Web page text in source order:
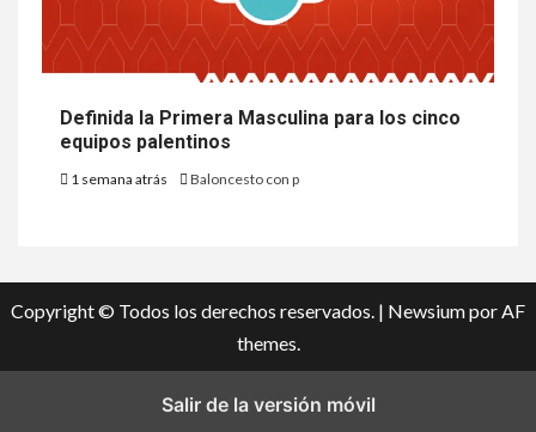
Definida la Primera Masculina para los cinco
equipos palentinos
1 semana atrás Baloncesto con p
Copyright © Todos los derechos reservados. | Newsiumpor AF
themes.
Salir de la versión móvil